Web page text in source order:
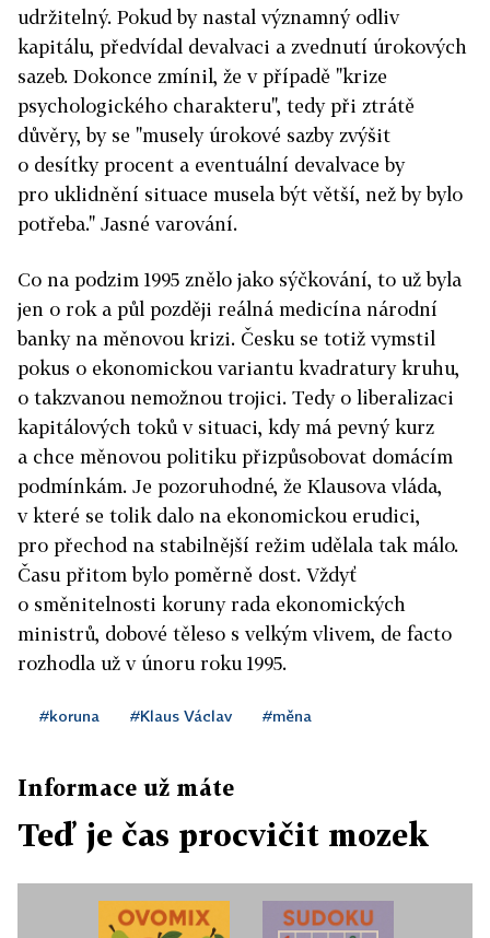
udržitelný. Pokud by nastal významný odliv
kapitálu, předvídal devalvaci a zvednutí úrokových
sazeb. Dokonce zmínil, že v případě "krize
psychologického charakteru", tedy při ztrátě
důvěry, by se "musely úrokové sazby zvýšit
o desítky procent a eventuální devalvace by
pro uklidnění situace musela být větší, než by bylo
potřeba." Jasné varování.
Co na podzim 1995 znělo jako sýčkování, to už byla
jen o rok a půl později reálná medicína národní
banky na měnovou krizi. Česku se totiž vymstil
pokus o ekonomickou variantu kvadratury kruhu,
o takzvanou nemožnou trojici. Tedy o liberalizaci
kapitálových toků v situaci, kdy má pevný kurz
a chce měnovou politiku přizpůsobovat domácím
podmínkám. Je pozoruhodné, že Klausova vláda,
v které se tolik dalo na ekonomickou erudici,
pro přechod na stabilnější režim udělala tak málo.
Času přitom bylo poměrně dost. Vždyť
o směnitelnosti koruny rada ekonomických
ministrů, dobové těleso s velkým vlivem, de facto
rozhodla už v únoru roku 1995.
#koruna #Klaus Václav #měna
Informace už máte
Teď je čas procvičit mozek